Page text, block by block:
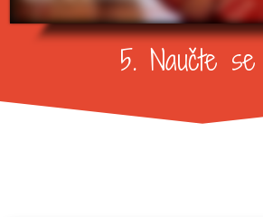
5. Naučte